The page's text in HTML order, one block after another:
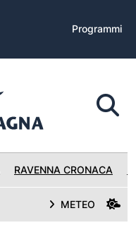
Programmi
RAVENNA CRONACA
METEO